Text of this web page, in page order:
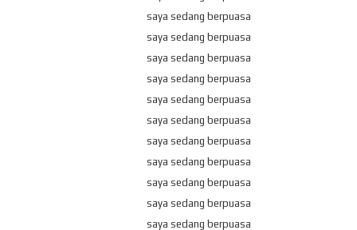
saya sedang berpuasa
saya sedang berpuasa
saya sedang berpuasa
saya sedang berpuasa
saya sedang berpuasa
saya sedang berpuasa
saya sedang berpuasa
saya sedang berpuasa
saya sedang berpuasa
saya sedang berpuasa
saya sedang berpuasa